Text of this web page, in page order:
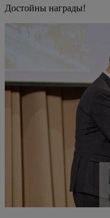
Достойны награды!